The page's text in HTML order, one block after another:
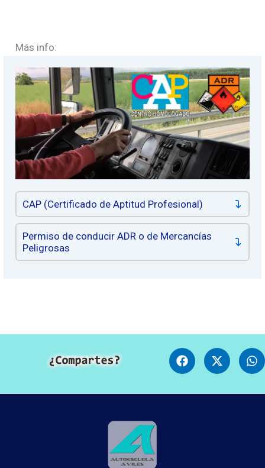
Más info:
CAP (Certificado de Aptitud Profesional)
Permiso de conducir ADR o de Mercancías
Peligrosas